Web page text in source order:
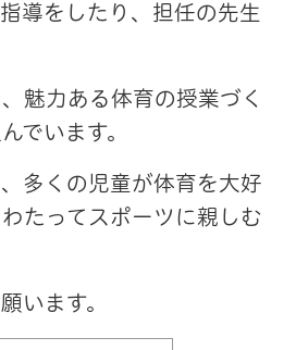
導をしたり、担任の先生
魅力ある体育の授業づく
でいます。
多くの児童が体育を大好
たってスポーツに親しむ
います。